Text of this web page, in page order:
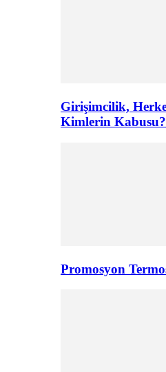
Girişimcilik,
Kimlerin Kabusu?
Promosyon